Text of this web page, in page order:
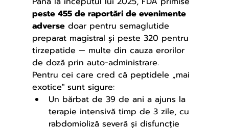
peste 455 de raportări de evenimente
adverse doar pentru semaglutide
preparat magistral și peste 320 pentru
tirzepatide — multe din cauza erorilor
de doză prin auto-administrare.
Pentru cei care cred că peptidele „mai
exotice" sunt sigure:
Un bărbat de 39 de ani a ajuns la
terapie intensivă timp de 3 zile, cu
rabdomioliză severă și disfuncție